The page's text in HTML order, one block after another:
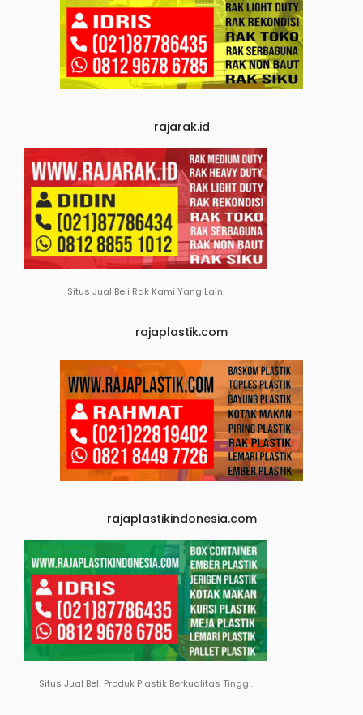
rajarak.id
Situs Jual Beli Rak Kami Yang Lain.
rajaplastik.com
rajaplastikindonesia.com
Situs Jual Beli Produk Plastik Berkualitas Tinggi.